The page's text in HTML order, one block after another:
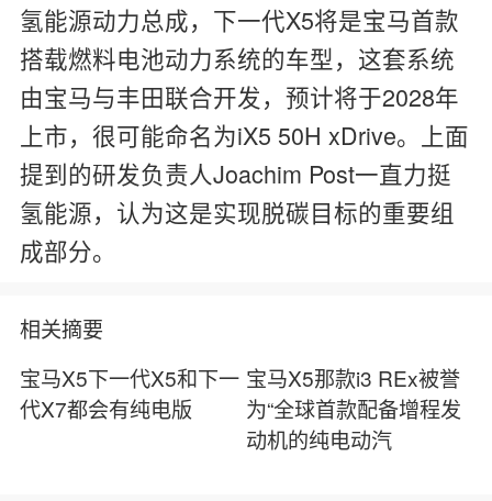
氢能源动力总成，下一代X5将是宝马首款
搭载燃料电池动力系统的车型，这套系统
由宝马与丰田联合开发，预计将于2028年
上市，很可能命名为iX5 50H xDrive。上面
提到的研发负责人Joachim Post一直力挺
氢能源，认为这是实现脱碳目标的重要组
成部分。
相关摘要
宝马X5下一代X5和下一
代X7都会有纯电版
宝马X5那款i3 REx被誉
为“全球首款配备增程发
动机的纯电动汽